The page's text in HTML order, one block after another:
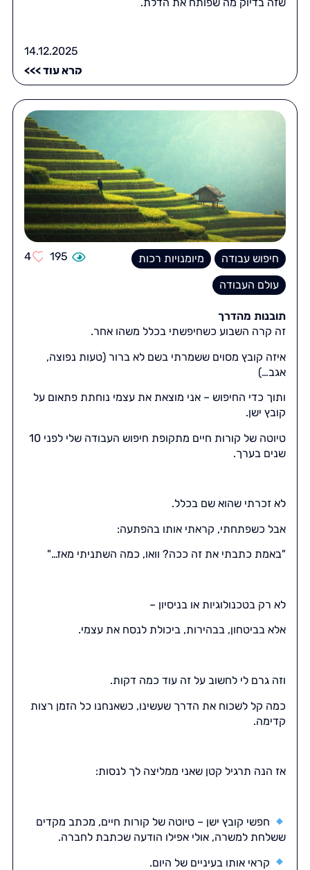
14.12.2025
קרא עוד >>>
חיפוש עבודה
מיומנויות רכות
עולם העבודה
195
4
תובנות מהדרך
זה קרה השבוע כשחיפשתי בכלל משהו אחר.
איזה קובץ מסוים ששמרתי בשם לא ברור (טעות נפוצה,
אגב…)
ותוך כדי החיפוש – אני מוצאת את עצמי נוחתת פתאום על
קובץ ישן.
טיוטה של קורות חיים מתקופת חיפוש העבודה שלי לפני 10
שנים בערך.
לא זכרתי שהוא שם בכלל.
אבל כשפתחתי, קראתי אותו בהפתעה:
"באמת כתבתי את זה ככה? וואו, כמה השתניתי מאז…"
לא רק בטכנולוגיות או בניסיון –
אלא בביטחון, בבהירות, ביכולת לנסח את עצמי.
וזה גרם לי לחשוב על זה עוד כמה דקות.
כמה קל לשכוח את הדרך שעשינו, כשאנחנו כל הזמן רצות
קדימה.
אז הנה תרגיל קטן שאני ממליצה לך לנסות:
חפשי קובץ ישן – טיוטה של קורות חיים, מכתב מקדים
ששלחת למשרה, אולי אפילו הודעה שכתבת לחברה.
קראי אותו בעיניים של היום.